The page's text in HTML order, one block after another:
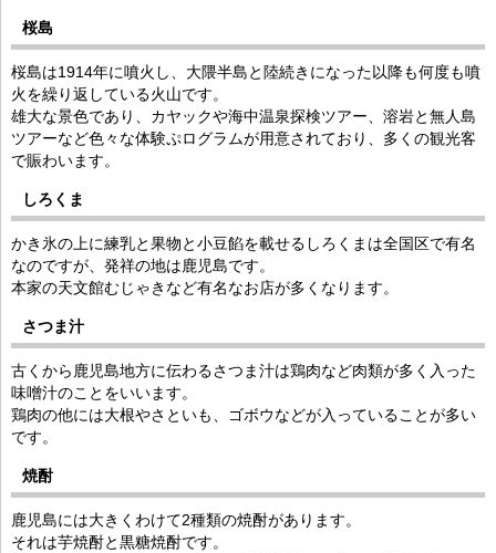
桜島
桜島は1914年に噴火し、大隈半島と陸続きになった以降も何度も噴
火を繰り返している火山です。
雄大な景色であり、カヤックや海中温泉探検ツアー、溶岩と無人島
ツアーなど色々な体験ぷログラムが用意されており、多くの観光客
で賑わいます。
しろくま
かき氷の上に練乳と果物と小豆餡を載せるしろくまは全国区で有名
なのですが、発祥の地は鹿児島です。
本家の天文館むじゃきなど有名なお店が多くなります。
さつま汁
古くから鹿児島地方に伝わるさつま汁は鶏肉など肉類が多く入った
味噌汁のことをいいます。
鶏肉の他には大根やさといも、ゴボウなどが入っていることが多い
です。
焼酎
鹿児島には大きくわけて2種類の焼酎があります。
それは芋焼酎と黒糖焼酎です。